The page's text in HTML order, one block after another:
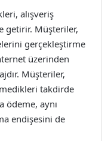
alışveriş
getirir. Müşteriler,
gerçekleştirme
üzerinden
Müşteriler,
takdirde
ödeme, aynı
endişesini de